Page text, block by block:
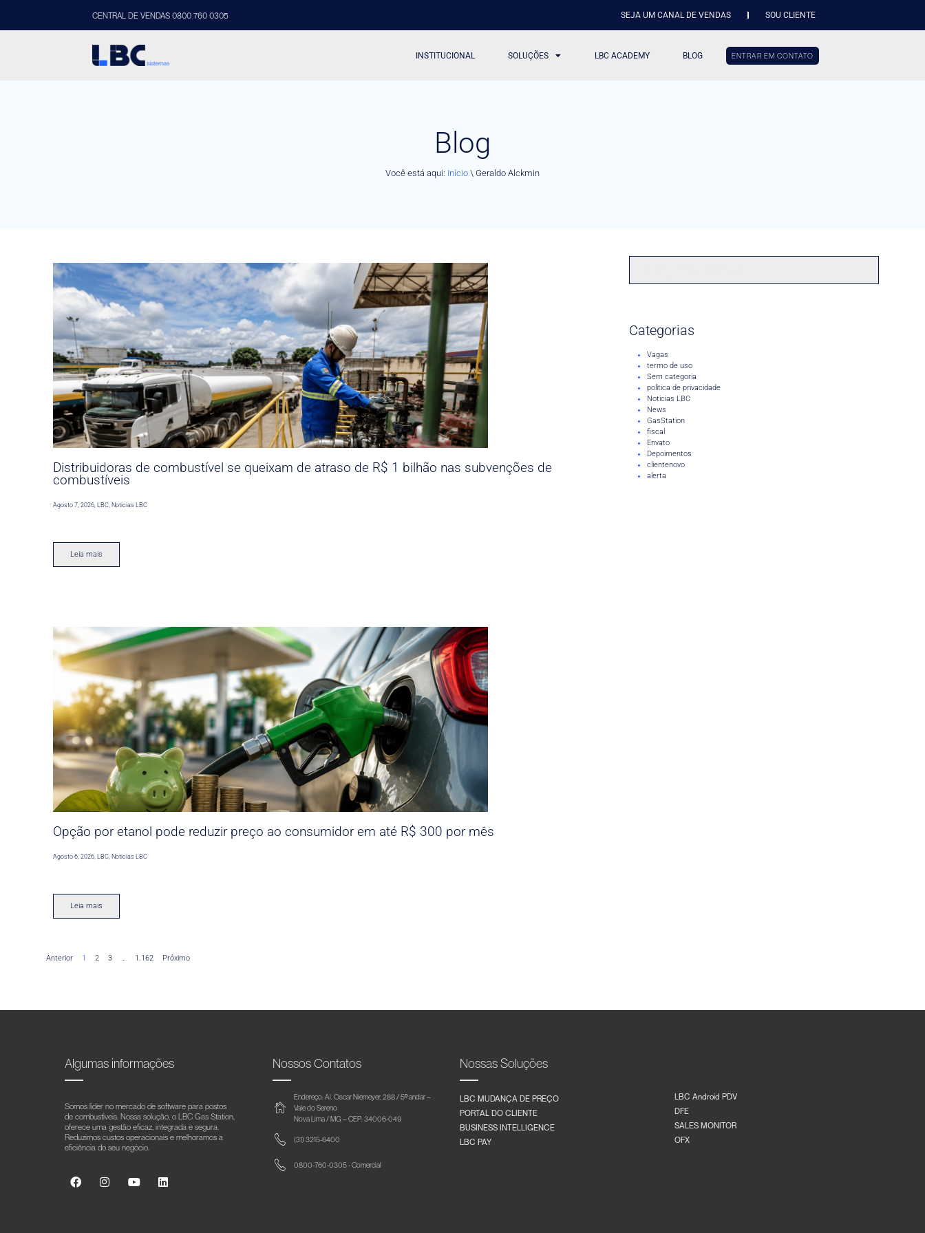
CENTRAL DE VENDAS 0800 760 0305 SEJA UM CANAL DE VENDAS SOU CLIENTE
INSTITUCIONAL SOLUÇÕES LBC ACADEMY BLOG ENTRAR EM CONTATO
Blog
Você está aqui: Início \ Geraldo Alckmin
Distribuidoras de combustível se queixam de atraso de R$ 1 bilhão nas subvenções de
combustíveis
Agosto 7, 2026,LBC,Noticias LBC
Leia mais
Opção por etanol pode reduzir preço ao consumidor em até R$ 300 por mês
Agosto 6, 2026 ,LBC Noticias LBC
Leia mais
Anterior 1 2 3 … 1.162 Próximo
Categorias
Vagas
termo de uso
Sem categoria
politica de privacidade
Noticias LBC
News
GasStation
fiscal
Envato
Depoimentos
clientenovo
alerta
Algumas informações
Somos líder no mercado de software para postos
de combustíveis. Nossa solução, o LBC Gas Station,
oferece uma gestão eficaz, integrada e segura.
Reduzimos custos operacionais e melhoramos a
eficiência do seu negócio.
Nossos Contatos
Endereço: Al. Oscar Niemeyer, 288 / 5º andar –
Vale do Sereno
Nova Lima / MG – CEP: 34006-049
(31) 3215-6400
0800-760-0305 - Comercial
Nossas Soluções
LBC MUDANÇA DE PREÇO
PORTAL DO CLIENTE
BUSINESS INTELLIGENCE
LBC PAY
LBC Android PDV
DFE
SALES MONITOR
OFX